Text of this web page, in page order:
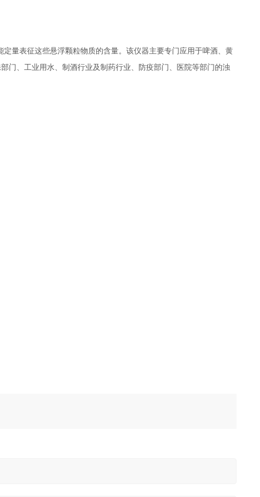
量表征这些悬浮颗粒物质的含量。该仪器主要专门应用于啤酒、黄
门、工业用水、制酒行业及制药行业、防疫部门、医院等部门的浊